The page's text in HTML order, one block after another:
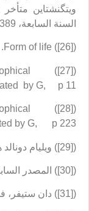
السنة السابعة، 1389هـ.ش.
([26]) Form of life.
by G, p 11.
by G, p 223.
([29]) ويليام دونالد هودسون، لودويگ ويتگنشتاين: 97 ـ 98.
([30]) المصدر السابق: 102 ـ 104.
([31]) دان ستيفر، فلسفه زبان ديني: 168.